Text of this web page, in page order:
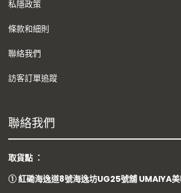
私隱政策
條款和細則
聯絡我們
訪客訂單追蹤
聯絡我們
取貨點 ：
①紅磡海逸道8號海逸坊UG25號舖 UMAIYA